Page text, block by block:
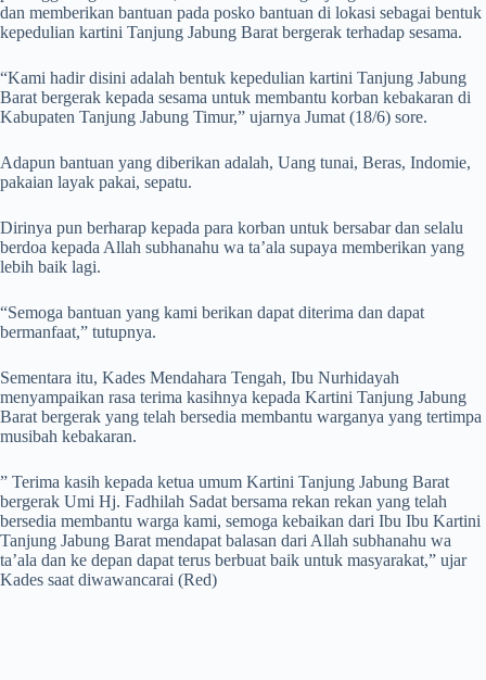
dan memberikan bantuan pada posko bantuan di lokasi sebagai bentuk
kepedulian kartini Tanjung Jabung Barat bergerak terhadap sesama.
“Kami hadir disini adalah bentuk kepedulian kartini Tanjung Jabung
Barat bergerak kepada sesama untuk membantu korban kebakaran di
Kabupaten Tanjung Jabung Timur,” ujarnya Jumat (18/6) sore.
Adapun bantuan yang diberikan adalah, Uang tunai, Beras, Indomie,
pakaian layak pakai, sepatu.
Dirinya pun berharap kepada para korban untuk bersabar dan selalu
berdoa kepada Allah subhanahu wa ta’ala supaya memberikan yang
lebih baik lagi.
“Semoga bantuan yang kami berikan dapat diterima dan dapat
bermanfaat,” tutupnya.
Sementara itu, Kades Mendahara Tengah, Ibu Nurhidayah
menyampaikan rasa terima kasihnya kepada Kartini Tanjung Jabung
Barat bergerak yang telah bersedia membantu warganya yang tertimpa
musibah kebakaran.
” Terima kasih kepada ketua umum Kartini Tanjung Jabung Barat
bergerak Umi Hj. Fadhilah Sadat bersama rekan rekan yang telah
bersedia membantu warga kami, semoga kebaikan dari Ibu Ibu Kartini
Tanjung Jabung Barat mendapat balasan dari Allah subhanahu wa
ta’ala dan ke depan dapat terus berbuat baik untuk masyarakat,” ujar
Kades saat diwawancarai (Red)